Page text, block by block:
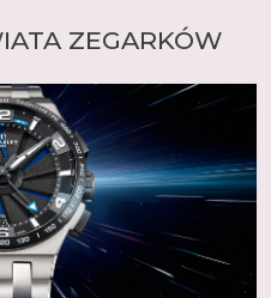
ZEGARKÓW